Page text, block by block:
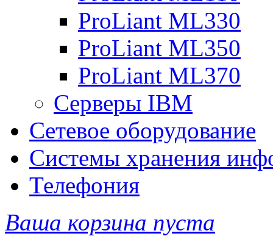
ProLiant ML330
ProLiant ML350
ProLiant ML370
Серверы IBM
Сетевое оборудование
Системы хранения
Телефония
Ваша корзина пуста